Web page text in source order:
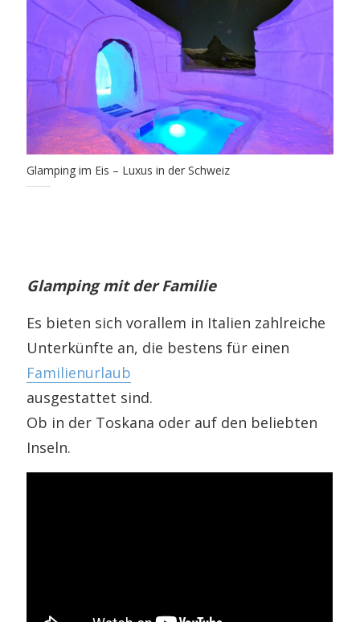
Glamping im Eis – Luxus in der Schweiz
Glamping mit der Familie
Es bieten sich vorallem in Italien zahlreiche
Unterkünfte an, die bestens für einen
Familienurlaub
ausgestattet sind.
Ob in der Toskana oder auf den beliebten
Inseln.